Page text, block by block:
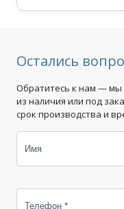
Остались
Обратитесь к нам —
из наличия или под
срок производства и
Имя
Телефон *